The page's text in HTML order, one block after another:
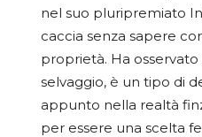
nel suo pluripremiato
caccia senza sapere
proprietà. Ha
selvaggio, è un tipo di
appunto nella realtà
per essere una scelta